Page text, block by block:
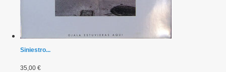
Siniestro...
35,00 €